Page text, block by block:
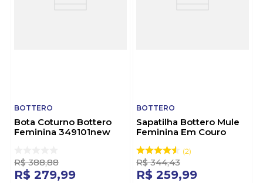
BOTTERO
Bota Coturno Bottero
Feminina 349101new
R$ 388,88
R$ 279,99
BOTTERO
Sapatilha Bottero Mule
Feminina Em Couro
2
R$ 344,43
R$ 259,99